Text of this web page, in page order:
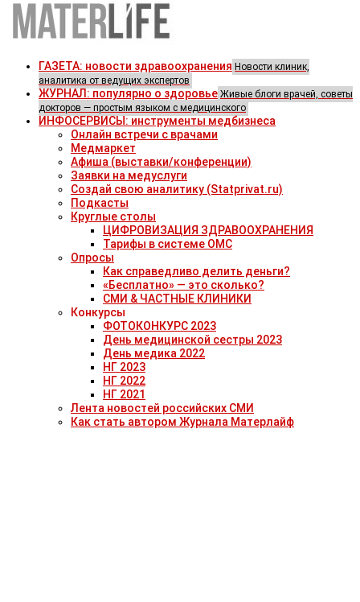
ГАЗЕТА: новости здравоохранения Новости клиник,
аналитика от ведущих экспертов
ЖУРНАЛ: популярно о здоровье Живые блоги врачей, советы
докторов — простым языком с медицинского
ИНФОСЕРВИСЫ: инструменты медбизнеса
Онлайн встречи с врачами
Медмаркет
Афиша (выставки/конференции)
Заявки на медуслуги
Создай свою аналитику (Statprivat.ru)
Подкасты
Круглые столы
ЦИФРОВИЗАЦИЯ ЗДРАВООХРАНЕНИЯ
Тарифы в системе ОМС
Опросы
Как справедливо делить деньги?
«Бесплатно» — это сколько?
СМИ & ЧАСТНЫЕ КЛИНИКИ
Конкурсы
ФОТОКОНКУРС 2023
День медицинской сестры 2023
День медика 2022
НГ 2023
НГ 2022
НГ 2021
Лента новостей российских СМИ
Как стать автором Журнала Матерлайф